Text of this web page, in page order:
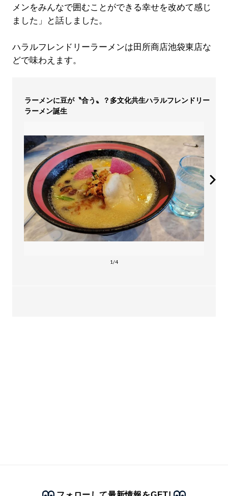
メンをみんなで囲むことができる幸せを改めて感じ
ました」と話しました。
ハラルフレンドリーラーメンは田所商店池袋東店な
どで味わえます。
ラーメンに豆が〝合う〟？多文化共生ハラルフレンドリー
ラーメン誕生
1/4